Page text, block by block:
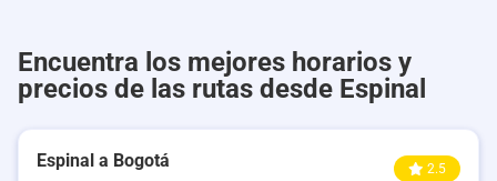
Encuentra los mejores horarios y
precios de las rutas desde Espinal
Espinal a Bogotá 2.5